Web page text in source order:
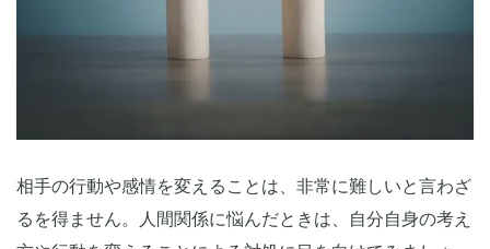
相手の行動や感情を変えることは、非常に難しいと言わざ
るを得ません。人間関係に悩んだときは、自分自身の考え